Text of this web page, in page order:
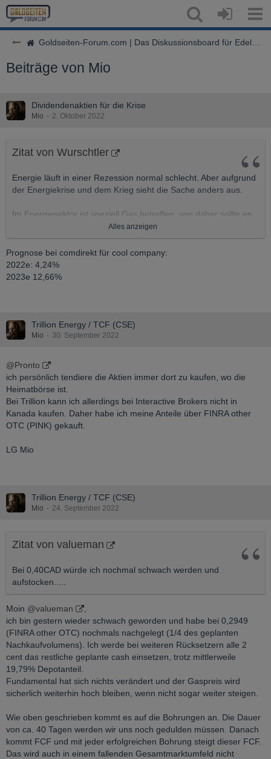
Goldseiten-Forum.com | Das Diskussionsboard für Edelmetalle & Rohstoffe
Beiträge von Mio
Dividendenaktien für die Krise
Mio 2. Oktober 2022
Zitat von Wurschtler
Energie läuft in einer Rezession normal schlecht. Aber aufgrund
der Energiekrise und dem Krieg sieht die Sache anders aus.
Im Energiesektor ist speziell Gas betroffen, von daher sollte es
dort halbwegs sichere Dividenden geben.
Vorschläge:
1. Energean
Der Gasproduzent hat erst kürzlich mit Dividendenzahlungen
2. Cool Company
Der LNG-Schiffsbetreiber profitiert von extrem hohen LNG-
einer zweistelligen Dividendenrendite ab nächstem Jahr.
Alles anzeigen
Prognose bei comdirekt für cool company:
2022e: 4,24%
2023e 12,66%
Trillion Energy / TCF (CSE)
Mio 30. September 2022
@Pronto
ich persönlich tendiere die Aktien immer dort zu kaufen, wo die
Heimatbörse ist.
Bei Trillion kann ich allerdings bei Interactive Brokers nicht in
Kanada kaufen. Daher habe ich meine Anteile über FINRA other
OTC (PINK) gekauft.
LG Mio
Trillion Energy / TCF (CSE)
Mio 24. September 2022
Zitat von valueman
Bei 0,40CAD würde ich nochmal schwach werden und
aufstocken.....
Moin @valueman
ich bin gestern wieder schwach geworden und habe bei 0,2949
(FINRA other OTC) nochmals nachgelegt (1/4 des geplanten
Nachkaufvolumens). Ich werde bei weiteren Rücksetzern alle 2
cent das restliche geplante cash einsetzen, trotz mittlerweile
19,79% Depotanteil.
Fundamental hat sich nichts verändert und der Gaspreis wird
sicherlich weiterhin hoch bleiben, wenn nicht sogar weiter steigen.
Wie oben geschrieben kommt es auf die Bohrungen an. Die Dauer
von ca. 40 Tagen werden wir uns noch gedulden müssen. Danach
kommt FCF und mit jeder erfolgreichen Bohrung steigt dieser FCF.
Das wird auch in einem fallenden Gesamtmarktumfeld nicht